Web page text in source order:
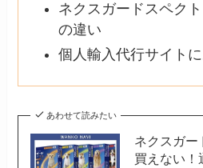
ネクスガードスペク
の違い
個人輸入代行サイト
あわせて読みたい
ネクスガー
買えない！